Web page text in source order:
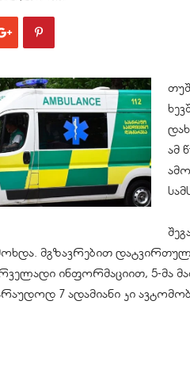
ამ
მგზავრებით
ინფორმაციით, 5-მა
7 ადამიანი კი